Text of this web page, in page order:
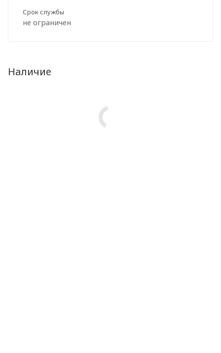
Срок службы
не ограничен
Наличие